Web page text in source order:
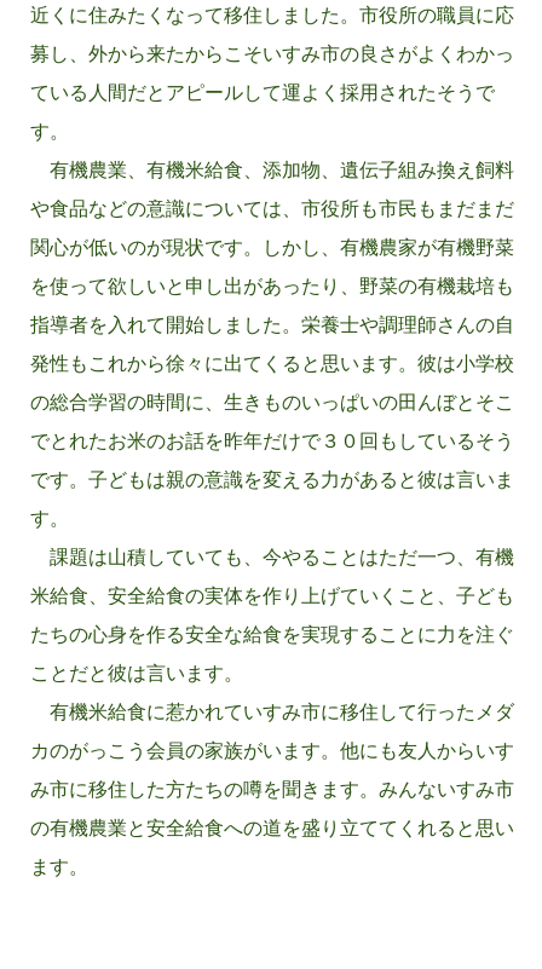
近くに住みたくなって移住しました。市役所の職員に応
募し、外から来たからこそいすみ市の良さがよくわかっ
ている人間だとアピールして運よく採用されたそうで
す。
有機農業、有機米給食、添加物、遺伝子組み換え飼料
や食品などの意識については、市役所も市民もまだまだ
関心が低いのが現状です。しかし、有機農家が有機野菜
を使って欲しいと申し出があったり、野菜の有機栽培も
指導者を入れて開始しました。栄養士や調理師さんの自
発性もこれから徐々に出てくると思います。彼は小学校
の総合学習の時間に、生きものいっぱいの田んぼとそこ
でとれたお米のお話を昨年だけで３０回もしているそう
です。子どもは親の意識を変える力があると彼は言いま
す。
課題は山積していても、今やることはただ一つ、有機
米給食、安全給食の実体を作り上げていくこと、子ども
たちの心身を作る安全な給食を実現することに力を注ぐ
ことだと彼は言います。
有機米給食に惹かれていすみ市に移住して行ったメダ
カのがっこう会員の家族がいます。他にも友人からいす
み市に移住した方たちの噂を聞きます。みんないすみ市
の有機農業と安全給食への道を盛り立ててくれると思い
ます。